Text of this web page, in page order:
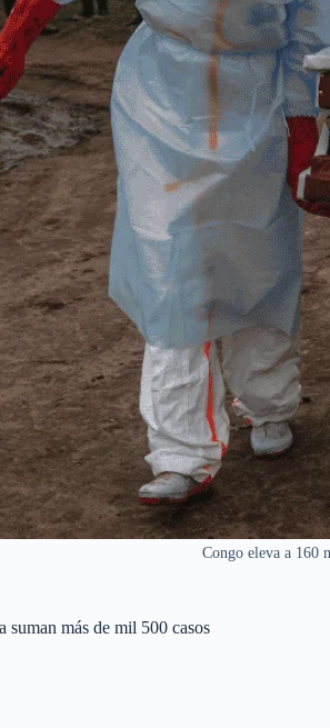
Congo eleva a 160
suman más de mil 500 casos